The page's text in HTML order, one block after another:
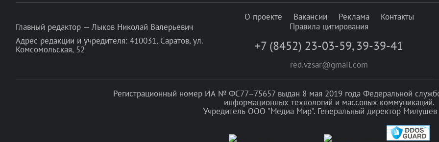
Главный редактор — Лыков Николай Валерьевич
Адрес редакции и учредителя: 410031, Саратов, ул.
Комсомольская, 52
О проекте Вакансии Реклама
Контакты
Правила цитирования
+7 (8452) 23-03-59, 39-39-41
red.vzsar@gmail.com
Регистрационный номер ИА № ФС77–75657 выдан 8 мая 2019 года Федеральной
информационных технологий и массовых коммуникаций.
Учредитель ООО "Медиа Мир". Генеральный директор